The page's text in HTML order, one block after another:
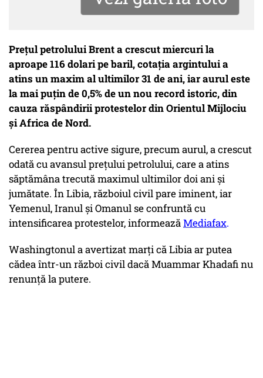
Preţul petrolului Brent a crescut miercuri la
aproape 116 dolari pe baril, cotaţia argintului a
atins un maxim al ultimilor 31 de ani, iar aurul este
la mai puţin de 0,5% de un nou record istoric, din
cauza răspândirii protestelor din Orientul Mijlociu
şi Africa de Nord.
Cererea pentru active sigure, precum aurul, a crescut
odată cu avansul preţului petrolului, care a atins
săptămâna trecută maximul ultimilor doi ani şi
jumătate. În Libia, războiul civil pare iminent, iar
Yemenul, Iranul şi Omanul se confruntă cu
intensificarea protestelor, informeazăMediafax.
Washingtonul a avertizat marţi că Libia ar putea
cădea într-un război civil dacă Muammar Khadafi nu
renunţă la putere.